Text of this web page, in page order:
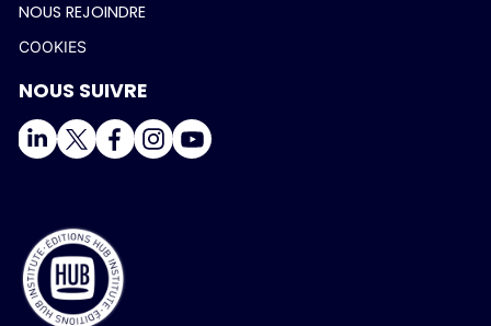
NOUS REJOINDRE
COOKIES
NOUS SUIVRE